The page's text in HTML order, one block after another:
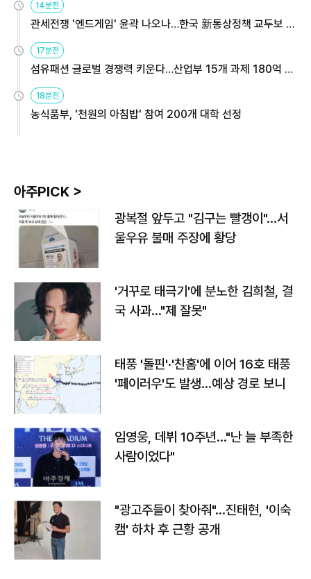
14분전
관세전쟁 '엔드게임' 윤곽 나오나…한국 新통상정책 교두보 활
용해야
17분전
섬유패션 글로벌 경쟁력 키운다…산업부 15개 과제 180억 지
원
18분전
농식품부, '천원의 아침밥' 참여 200개 대학 선정
아주PICK >
광복절 앞두고 "김구는 빨갱이"…서
울우유 불매 주장에 황당
'거꾸로 태극기'에 분노한 김희철, 결
국 사과…"제 잘못"
태풍 '돌핀'·'찬홈'에 이어 16호 태풍
'페이러우'도 발생…예상 경로 보니
임영웅, 데뷔 10주년…"난 늘 부족한
사람이었다"
"광고주들이 찾아줘"…진태현, '이숙
캠' 하차 후 근황 공개